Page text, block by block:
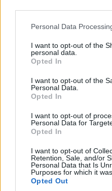
Personal Data
I want to opt-out of the
personal data.
Opted In
I want to opt-out of the
Personal Data.
Opted In
I want to opt-out of
Personal Data for
Opted In
I want to opt-out of
Retention, Sale, and/or
Personal Data that Is
Purposes for which it
Opted Out
tři lvice, píše BBC News
Diskuse: 2
veder, napsal zpravodajský server
Ghanský parlament
kakaových plantáží
4.8.2026 12:39 (ČTK)